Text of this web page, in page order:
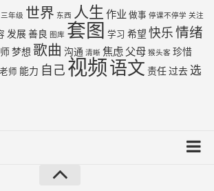
三年级 世界 东西 人生 作业 做事 停课不停学 关注
发展善良 图库 套图 学习 希望 快乐情绪
梦想 歌曲 沟通 清晰 焦虑 父母 猴头客 珍惜
老师 能力 自己 视频语文 责任过去 选